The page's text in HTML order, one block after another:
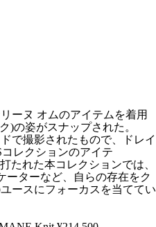
ーヌ オムのアイテムを着用
)の姿がスナップされた。
で撮影されたもので、ドレイ
コレクションのアイテ
たれた本コレクションでは、
ーターなど、自らの存在をク
ースにフォーカスを当ててい